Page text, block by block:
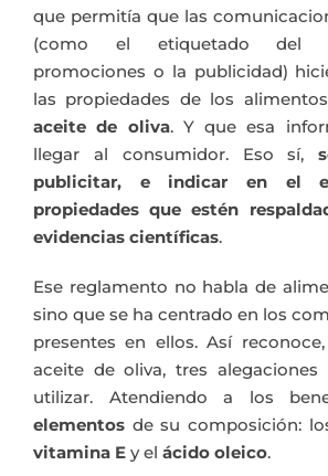
que permitía que las
(como el etiquetado del
promociones o la publicidad)
las propiedades de los
aceite de oliva. Y que esa
llegar al consumidor. Eso sí,
publicitar, e indicar en el
propiedades que estén
evidencias científicas.
Ese reglamento no habla de
sino que se ha centrado en los
presentes en ellos. Así
aceite de oliva, tres alegaciones
utilizar. Atendiendo a los
elementos de su composición:
vitamina E y el ácido oleico.